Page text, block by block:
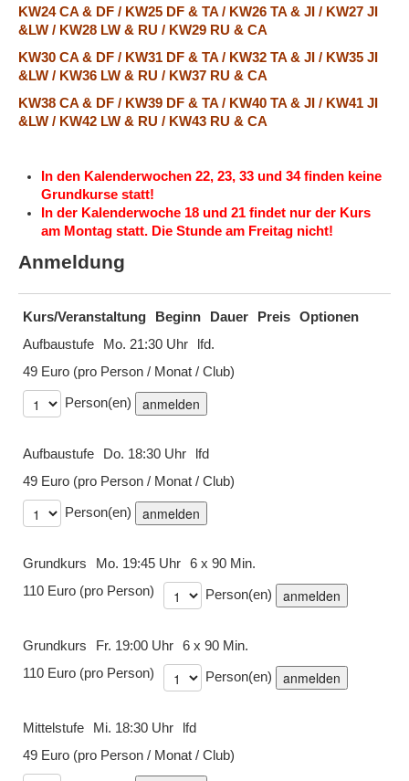
KW24 CA & DF / KW25 DF & TA / KW26 TA & JI / KW27 JI
&LW / KW28 LW & RU / KW29 RU & CA
KW30 CA & DF / KW31 DF & TA / KW32 TA & JI / KW35 JI
&LW / KW36 LW & RU / KW37 RU & CA
KW38 CA & DF / KW39 DF & TA / KW40 TA & JI / KW41 JI
&LW / KW42 LW & RU / KW43 RU & CA
In den Kalenderwochen 22, 23, 33 und 34 finden keine
Grundkurse statt!
In der Kalenderwoche 18 und 21 findet nur der Kurs
am Montag statt. Die Stunde am Freitag nicht!
Anmeldung
Kurs/Veranstaltung Beginn Dauer Preis
Optionen
Aufbaustufe
Mo. 21:30 Uhr
lfd.
49 Euro (pro Person / Monat / Club)
Person(en)
Aufbaustufe Do. 18:30 Uhr
lfd
49 Euro (pro Person / Monat / Club)
Person(en)
Grundkurs Mo. 19:45 Uhr
6 x 90 Min.
110 Euro (pro Person)
Person(en)
Grundkurs Fr. 19:00 Uhr
6 x 90 Min.
110 Euro (pro Person)
Person(en)
Mittelstufe Mi. 18:30 Uhr
lfd
49 Euro (pro Person / Monat / Club)